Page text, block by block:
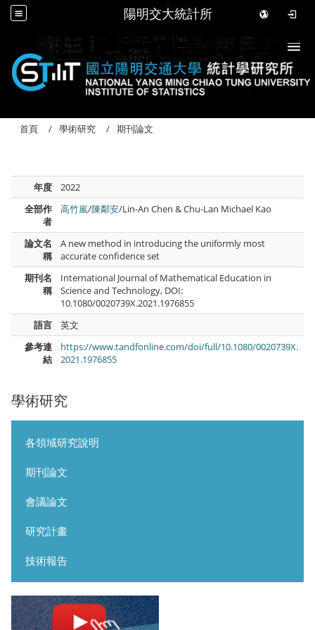
陽明交大統計所
學術研究
各領域研究說明
期刊論文
會議論文
研究計畫
技術報告
首頁 學術研究 期刊論文
年度
2022
全部作
者
高竹嵐/陳鄰安/Lin-An Chen & Chu-Lan Michael Kao
論文名
稱
A new method in introducing the uniformly most
accurate confidence set
期刊名
稱
International Journal of Mathematical Education in
Science and Technology, DOI:
10.1080/0020739X.2021.1976855
語言
英文
參考連
結
https://www.tandfonline.com/doi/full/10.1080/0020739X.
2021.1976855